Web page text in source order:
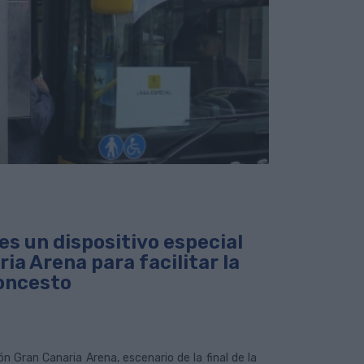
un dispositivo especial
Arena para facilitar la
Gran Canaria Arena, escenario de la final de la